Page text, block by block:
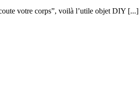
votre corps”, voilà l’utile objet DIY [...]